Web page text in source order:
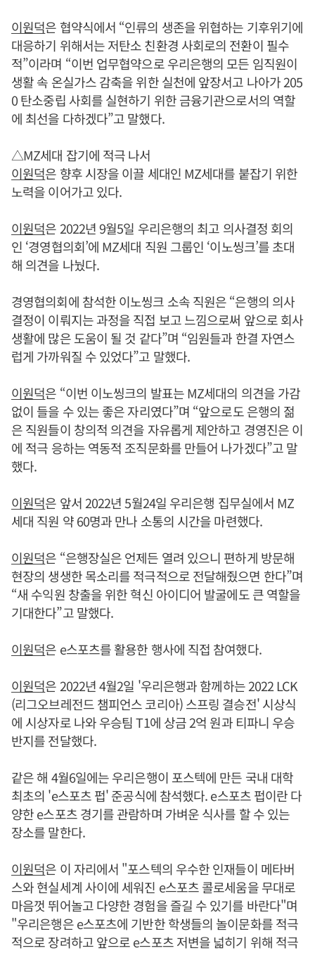
이원덕은 협약식에서 “인류의 생존을 위협하는 기후위기에
대응하기 위해서는 저탄소 친환경 사회로의 전환이 필수
적”이라며 “이번 업무협약으로 우리은행의 모든 임직원이
생활 속 온실가스 감축을 위한 실천에 앞장서고 나아가 205
0 탄소중립 사회를 실현하기 위한 금융기관으로서의 역할
에 최선을 다하겠다”고 말했다.
△MZ세대 잡기에 적극 나서
이원덕은 향후 시장을 이끌 세대인 MZ세대를 붙잡기 위한
노력을 이어가고 있다.
이원덕은 2022년 9월5일 우리은행의 최고 의사결정 회의
인 ‘경영협의회’에 MZ세대 직원 그룹인 ‘이노씽크’를 초대
해 의견을 나눴다.
경영협의회에 참석한 이노씽크 소속 직원은 “은행의 의사
결정이 이뤄지는 과정을 직접 보고 느낌으로써 앞으로 회사
생활에 많은 도움이 될 것 같다”며 “임원들과 한결 자연스
럽게 가까워질 수 있었다”고 말했다.
이원덕은 “이번 이노씽크의 발표는 MZ세대의 의견을 가감
없이 들을 수 있는 좋은 자리였다”며 “앞으로도 은행의 젊
은 직원들이 창의적 의견을 자유롭게 제안하고 경영진은 이
에 적극 응하는 역동적 조직문화를 만들어 나가겠다”고 말
했다.
이원덕은 앞서 2022년 5월24일 우리은행 집무실에서 MZ
세대 직원 약 60명과 만나 소통의 시간을 마련했다.
이원덕은 “은행장실은 언제든 열려 있으니 편하게 방문해
현장의 생생한 목소리를 적극적으로 전달해줬으면 한다”며
“새 수익원 창출을 위한 혁신 아이디어 발굴에도 큰 역할을
기대한다”고 말했다.
이원덕은 e스포츠를 활용한 행사에 직접 참여했다.
이원덕은 2022년 4월2일 '우리은행과 함께하는 2022 LCK
(리그오브레전드 챔피언스 코리아) 스프링 결승전' 시상식
에 시상자로 나와 우승팀 T1에 상금 2억 원과 티파니 우승
반지를 전달했다.
같은 해 4월6일에는 우리은행이 포스텍에 만든 국내 대학
최초의 'e스포츠 펍' 준공식에 참석했다. e스포츠 펍이란 다
양한 e스포츠 경기를 관람하며 가벼운 식사를 할 수 있는
장소를 말한다.
이원덕은 이 자리에서 "포스텍의 우수한 인재들이 메타버
스와 현실세계 사이에 세워진 e스포츠 콜로세움을 무대로
마음껏 뛰어놀고 다양한 경험을 즐길 수 있기를 바란다"며
"우리은행은 e스포츠에 기반한 학생들의 놀이문화를 적극
적으로 장려하고 앞으로 e스포츠 저변을 넓히기 위해 적극